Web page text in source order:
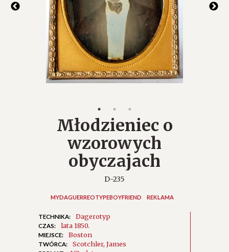
Młodzieniec o
wzorowych
obyczajach
D-235
MYDAGUERREOTYPEBOYFRIEND REKLAMA
TECHNIKA: Dagerotyp
CZAS: lata 1850.
MIEJSCE: Boston
TWÓRCA: Scotchler, James